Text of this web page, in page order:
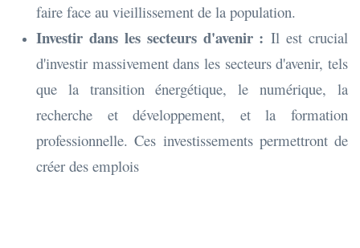
faire face au vieillissement de la population.
Investir dans les secteurs d'avenir : Il est crucial
d'investir massivement dans les secteurs d'avenir, tels
que la transition énergétique, le numérique, la
recherche et développement, et la formation
professionnelle. Ces investissements permettront de
créer des emplois